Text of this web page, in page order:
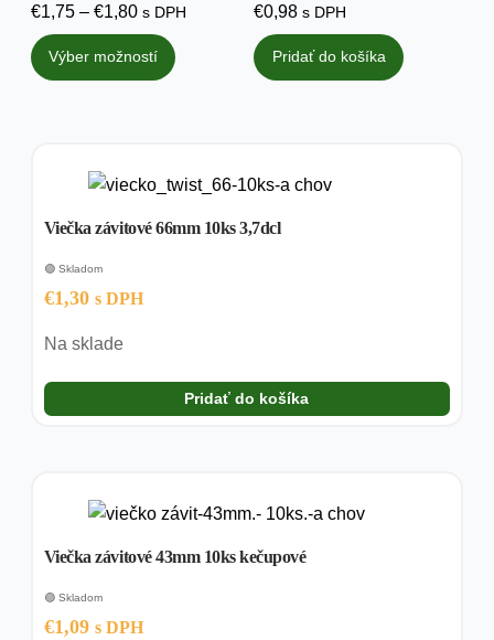
€1,75 – €1,80Price
range:
€1,75
s DPH
Výber možností
Tento
Možnosti
€0,98 s DPH
Pridať do košíka
Viečka závitové 66mm 10ks 3,7dcl
🟢 Skladom
€1,30 s DPH
Na sklade
Pridať do košíka
Viečka závitové 43mm 10ks kečupové
🟢 Skladom
€1,09 s DPH